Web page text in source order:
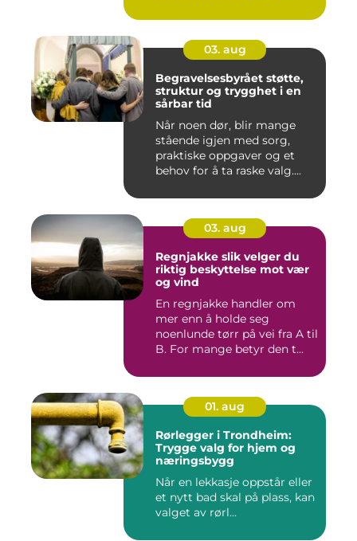
03. aug
Begravelsesbyrået støtte,
struktur og trygghet i en
sårbar tid
Når noen dør, blir mange
stående igjen med sorg,
praktiske oppgaver og et
behov for å ta raske valg....
03. aug
Regnjakke slik velger du
riktig beskyttelse mot vær
og vind
En regnjakke handler om
mer enn å holde seg
noenlunde tørr på vei fra A til
B. For mange betyr den t...
01. aug
Rørlegger i Trondheim:
Trygge valg for hjem og
næringsbygg
Når en lekkasje oppstår eller
et nytt bad skal på plass, kan
valget av rørl...